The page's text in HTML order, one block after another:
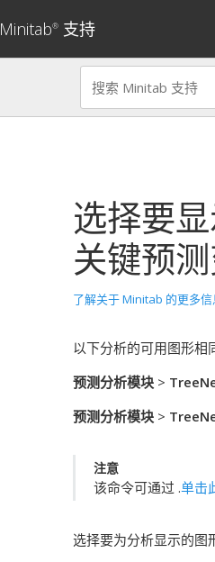
Minitab® 支持
选择要
关键预
了解关于 Minitab 的更多信
以下分析的可用图形相
预测分析模块 >
预测分析模块 >
注意
该命令可通过 .单击
选择要为分析显示的图